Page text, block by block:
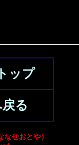
ップ
る
せおとや）